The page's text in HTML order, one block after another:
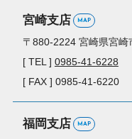
宮崎支店 MAP
〒880-2224 宮崎県宮崎
[ TEL ] 0985-41-6228
[ FAX ] 0985-41-6220
福岡支店 MAP